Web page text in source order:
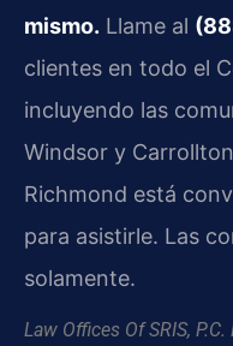
mismo. Llame al
clientes en todo el
incluyendo las
Windsor y
Richmond está
para asistirle. Las
solamente.
Law Offices Of SRIS, P.C.